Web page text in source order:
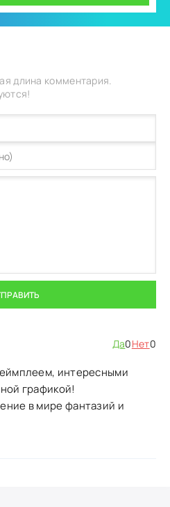
длина комментария.
Да0Нет0
интересными
графикой!
в мире фантазий и